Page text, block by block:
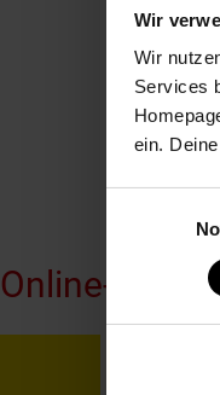
Wir
Wir
Services
ein.